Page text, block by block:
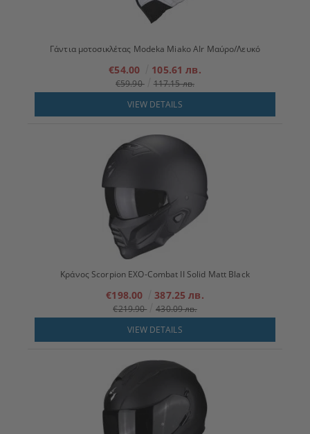
Γάντια μοτοσικλέτας Modeka Miako AIr Μαύρο/Λευκό
€54.00 105.61 лв.
€59.90
117.15 лв.
VIEW DETAILS
Κράνος Scorpion EXO-Combat II Solid Matt Black
€198.00 387.25 лв.
€219.90
430.09 лв.
VIEW DETAILS